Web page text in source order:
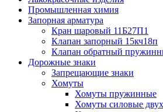
Промышленная химия
Запорная арматура
Кран шаровый 11Б27П1
Клапан запорный 15кч18п
Клапан обратный
Дорожные знаки
Запрещающие знаки
Хомуты
Хомуты пружинные
Хомуты силовые